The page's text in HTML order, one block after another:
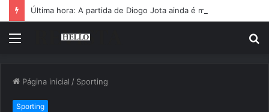
Menu
Página inicial / Sporting
Sporting